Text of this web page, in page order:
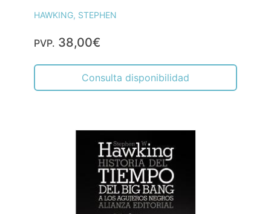
HAWKING, STEPHEN
PVP. 38,00€
Consulta disponibilidad